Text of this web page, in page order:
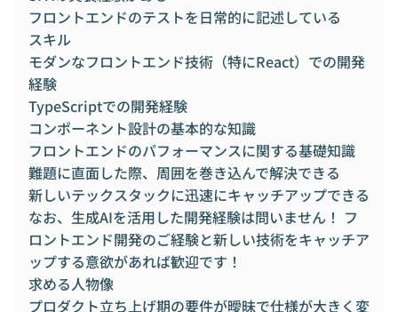
フロントエンドのテストを日常的に記述している
スキル
モダンなフロントエンド技術（特にReact）での開発
経験
TypeScriptでの開発経験
コンポーネント設計の基本的な知識
フロントエンドのパフォーマンスに関する基礎知識
難題に直面した際、周囲を巻き込んで解決できる
新しいテックスタックに迅速にキャッチアップできる
なお、生成AIを活用した開発経験は問いません！ フ
ロントエンド開発のご経験と新しい技術をキャッチア
ップする意欲があれば歓迎です！
求める人物像
プロダクト立ち上げ期の要件が曖昧で仕様が大きく変